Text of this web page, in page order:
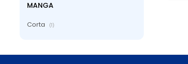
MANGA
Corta (1)